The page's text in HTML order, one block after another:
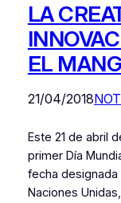
LA
EL
21/04/2018
Este 21 de abril
primer Día
fecha designada
Naciones